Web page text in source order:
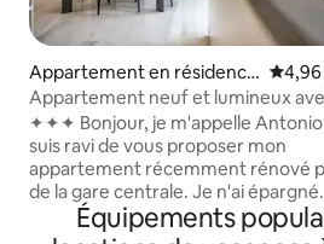
Appartement en résidence
⋅ Milan
Appartement neuf et lumineux
balcon près de la gare centrale
✦✦✦ Bonjour, je m'appelle Antonio
suis ravi de vous proposer mon
appartement récemment rénové
de la gare centrale. Je n'ai épargné
aucune dépense et j'ai pris soin de
chaque détail pour m'assurer qu'il
Équipements